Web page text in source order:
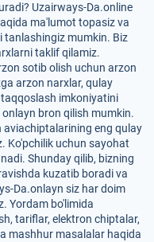
Uzairways-Da.online
ma'lumot topasiz va
tanlashingiz mumkin. Biz
taklif qilamiz.
sotib olish uchun arzon
arzon narxlar, qulay
imkoniyatini
bron qilish mumkin.
aviachiptalarining eng qulay
Ko'pchilik uchun sayohat
Shunday qilib, bizning
kuzatib boradi va
Da.onlayn siz har doim
Yordam bo'limida
tariflar, elektron chiptalar,
mashhur masalalar haqida